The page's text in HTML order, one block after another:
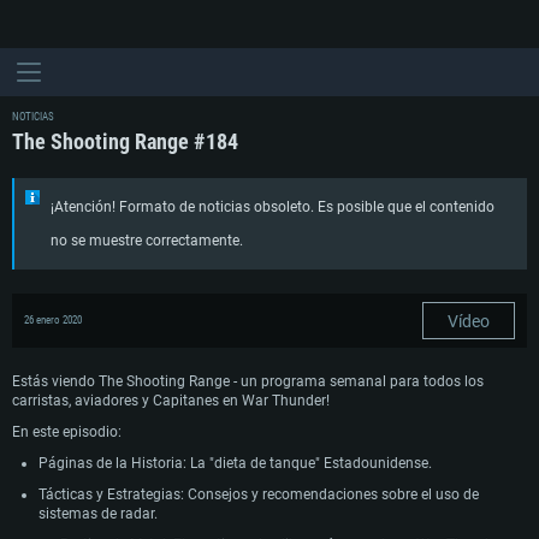
NOTICIAS
The Shooting Range #184
¡Atención! Formato de noticias obsoleto. Es posible que el contenido
no se muestre correctamente.
26 enero 2020 Vídeo
Estás viendo The Shooting Range - un programa semanal para todos los
carristas, aviadores y Capitanes en War Thunder!
En este episodio:
Páginas de la Historia: La "dieta de tanque" Estadounidense.
Tácticas y Estrategias: Consejos y recomendaciones sobre el uso de
sistemas de radar.